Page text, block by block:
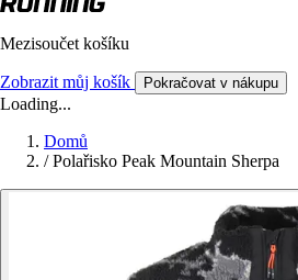
Mezisoučet košíku
Zobrazit můj košík Pokračovat v nákupu
Loading...
Domů
/ Polařisko Peak Mountain Sherpa